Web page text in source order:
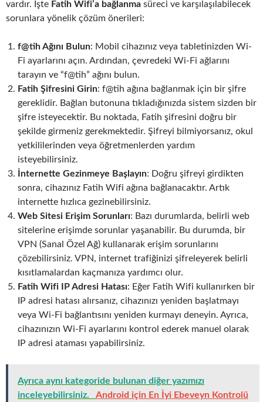
vardır. İşte Fatih Wifi’a bağlanma süreci ve karşılaşılabilecek
sorunlara yönelik çözüm önerileri:
f@tih Ağını Bulun: Mobil cihazınız veya tabletinizden Wi-
Fi ayarlarını açın. Ardından, çevredeki Wi-Fi ağlarını
tarayın ve “f@tih” ağını bulun.
Fatih Şifresini Girin: f@tih ağına bağlanmak için bir şifre
gereklidir. Bağlan butonuna tıkladığınızda sistem sizden bir
şifre isteyecektir. Bu noktada, Fatih şifresini doğru bir
şekilde girmeniz gerekmektedir. Şifreyi bilmiyorsanız, okul
yetkililerinden veya öğretmenlerden yardım
isteyebilirsiniz.
İnternette Gezinmeye Başlayın: Doğru şifreyi girdikten
sonra, cihazınız Fatih Wifi ağına bağlanacaktır. Artık
internette hızlıca gezinebilirsiniz.
Web Sitesi Erişim Sorunları: Bazı durumlarda, belirli web
sitelerine erişimde sorunlar yaşanabilir. Bu durumda, bir
VPN (Sanal Özel Ağ) kullanarak erişim sorunlarını
çözebilirsiniz. VPN, internet trafiğinizi şifreleyerek belirli
kısıtlamalardan kaçmanıza yardımcı olur.
Fatih Wifi IP Adresi Hatası: Eğer Fatih Wifi kullanırken bir
IP adresi hatası alırsanız, cihazınızı yeniden başlatmayı
veya Wi-Fi bağlantısını yeniden kurmayı deneyin. Ayrıca,
cihazınızın Wi-Fi ayarlarını kontrol ederek manuel olarak
IP adresi ataması yapabilirsiniz.
Ayrıca aynı kategoride bulunan diğer yazımızı
inceleyebilirsiniz.
Android için En İyi Ebeveyn Kontrolü